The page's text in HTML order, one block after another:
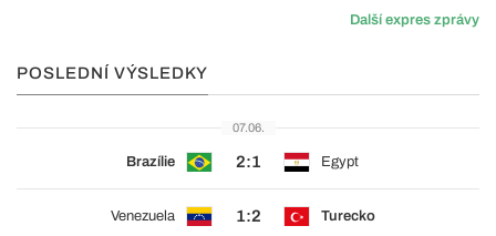
Další expres zprávy
POSLEDNÍ VÝSLEDKY
07.06.
Brazílie 2:1 Egypt
Venezuela 1:2 Turecko